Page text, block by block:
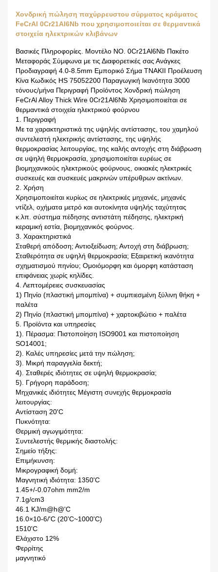
Χονδρική πώληση παχύρρευστου σύρματος κράματος
FeCrAl 0Cr21Al6Nb που χρησιμοποιείται σε θερμαντικά
στοιχεία ηλεκτρικών κλιβάνων
Βασικές Πληροφορίες. Μοντέλο NO. 0Cr21Al6Nb Πακέτο
Μεταφοράς Σύμφωνα με τις Διαφορετικές σας Ανάγκες
Προδιαγραφή 4.0-8.5mm Εμπορικό Σήμα TNAKII Προέλευση
Κίνα Κωδικός HS 75052200 Παραγωγική Ικανότητα 3000
τόνους/μήνα Περιγραφή Προϊόντος Χονδρική πώληση
FeCrAl Alloy Thick Wire 0Cr21Al6Nb Χρησιμοποιείται σε
θερμαντικά στοιχεία ηλεκτρικού φούρνου
1. Περιγραφή
Με τα χαρακτηριστικά της υψηλής αντίστασης, του χαμηλού
συντελεστή ηλεκτρικής αντίστασης, της υψηλής
θερμοκρασίας λειτουργίας, της καλής αντοχής στη διάβρωση
σε υψηλή θερμοκρασία, χρησιμοποιείται ευρέως σε
βιομηχανικούς ηλεκτρικούς φούρνους, οικιακές ηλεκτρικές
συσκευές και συσκευές μακρινών υπέρυθρων ακτίνων.
2. Χρήση
Χρησιμοποιείται κυρίως σε ηλεκτρικές μηχανές, μηχανές
ντίζελ, οχήματα μετρό και αυτοκίνητα υψηλής ταχύτητας
κ.λπ. σύστημα πέδησης αντιστάτη πέδησης, ηλεκτρική
κεραμική εστία, βιομηχανικός φούρνος.
3. Χαρακτηριστικά
Σταθερή απόδοση; Αντιοξείδωση; Αντοχή στη διάβρωση;
Σταθερότητα σε υψηλή θερμοκρασία; Εξαιρετική ικανότητα
σχηματισμού πηνίου; Ομοιόμορφη και όμορφη κατάσταση
επιφάνειας χωρίς κηλίδες.
4. Λεπτομέρειες συσκευασίας
1) Πηνίο (πλαστική μπομπίνα) + συμπιεσμένη ξύλινη θήκη +
παλέτα
2) Πηνίο (πλαστική μπομπίνα) + χαρτοκιβώτιο + παλέτα
5. Προϊόντα και υπηρεσίες
1). Πέρασμα: Πιστοποίηση ISO9001 και πιστοποίηση
SO14001;
2). Καλές υπηρεσίες μετά την πώληση;
3). Μικρή παραγγελία δεκτή;
4). Σταθερές ιδιότητες σε υψηλή θερμοκρασία;
5). Γρήγορη παράδοση;
Μηχανικές ιδιότητες Μέγιστη συνεχής θερμοκρασία
λειτουργίας:
Αντίσταση 20'C
Πυκνότητα:
Θερμική αγωγιμότητα:
Συντελεστής θερμικής διαστολής:
Σημείο τήξης:
Επιμήκυνση:
Μικρογραφική δομή:
Μαγνητική ιδιότητα: 1350'C
1.45+/-0.07ohm mm2/m
7.1g/cm3
46.1 KJ/m@h@'C
16.0×10-6/'C (20'C~1000'C)
1510'C
Ελάχιστο 12%
Φερρίτης
μαγνητικό